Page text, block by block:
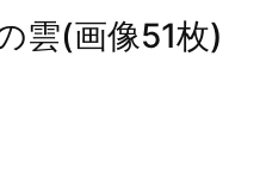
雲(画像51枚)